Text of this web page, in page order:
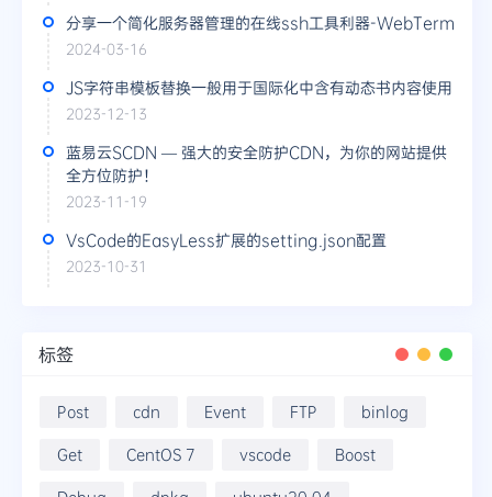
分享一个简化服务器管理的在线ssh工具利器-WebTerm
2024-03-16
JS字符串模板替换一般用于国际化中含有动态书内容使用
2023-12-13
蓝易云SCDN — 强大的安全防护CDN，为你的网站提供
全方位防护！
2023-11-19
VsCode的EasyLess扩展的setting.json配置
2023-10-31
标签
Post cdn Event FTP binlog
Get CentOS 7 vscode Boost